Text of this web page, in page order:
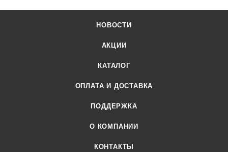
НОВОСТИ
АКЦИИ
КАТАЛОГ
ОПЛАТА И ДОСТАВКА
ПОДДЕРЖКА
О КОМПАНИИ
КОНТАКТЫ